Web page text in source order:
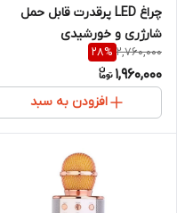
چراغ LED پرقدرت قابل حمل
شارژری و خورشیدی
2,760,000
28%
1,960,000
افزودن به سبد